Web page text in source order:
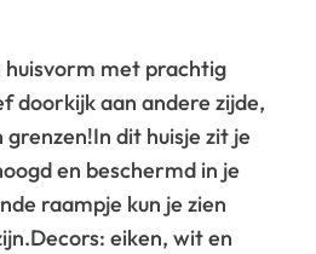
huisvorm met prachtig
doorkijk aan andere zijde,
grenzen!In dit huisje zit je
en beschermd in je
raampje kun je zien
Decors: eiken, wit en